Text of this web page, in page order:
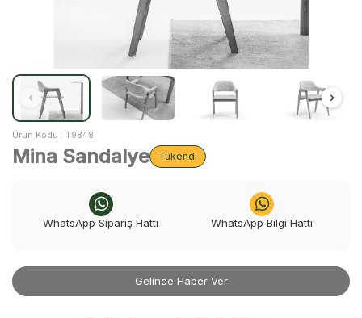
Ürün Kodu : T9848
Mina Sandalye Tükendi
WhatsApp Sipariş Hattı WhatsApp Bilgi Hattı
Gelince Haber Ver